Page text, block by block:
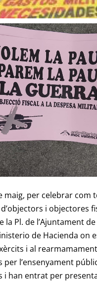
maig, per celebrar com
i objectores
la Pl. de l’Ajuntament
de Hacienda on
i al
l’ensenyament
i han entrat per